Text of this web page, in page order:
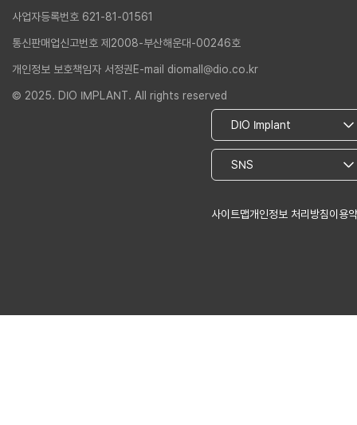
사업자등록번호 621-81-01561
통신판매업신고번호 제2008-부산해운대-00246호
개인정보 보호책임자 서정권 E-mail diomall@dio.co.kr
© 2025. DIO IMPLANT. All rights reserved
사이트맵개인정보 처리방침이용